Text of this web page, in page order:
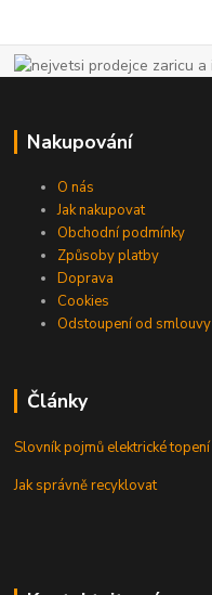
Nakupování
O nás
Jak nakupovat
Obchodní podmínky
Způsoby platby
Doprava
Cookies
Odstoupení od smlouvy
Články
Slovník pojmů elektrické topení
Jak správně recyklovat